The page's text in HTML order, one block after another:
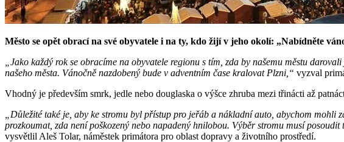
Město se opět obrací na své obyvatele i na ty, kdo žijí v jeho okolí: „Nabídněte
„Jako každý rok se obracíme na obyvatele regionu s tím, zda by našemu městu
našeho města. Vánočně nazdobený bude v adventním čase kralovat Plzni,“ vyzval
Vhodný je především smrk, jedle nebo douglaska o výšce zhruba mezi třinácti až
„Důležité také je, aby ke stromu byl přístup pro jeřáb a nákladní auto, abychom mohli
prozkoumat, zda není poškozený nebo napadený hnilobou. Výběr stromu musí
vysvětlil Aleš Tolar, náměstek primátora pro oblast dopravy a životního prostředí.